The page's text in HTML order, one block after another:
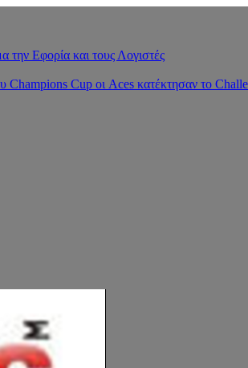
Εφορία και τους Λογιστές
Cup οι Aces κατέκτησαν το